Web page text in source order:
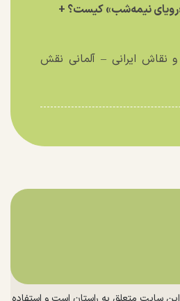
نیمه‌شب» کیست؟ +
و نقاش ایرانی – آلمانی نقش